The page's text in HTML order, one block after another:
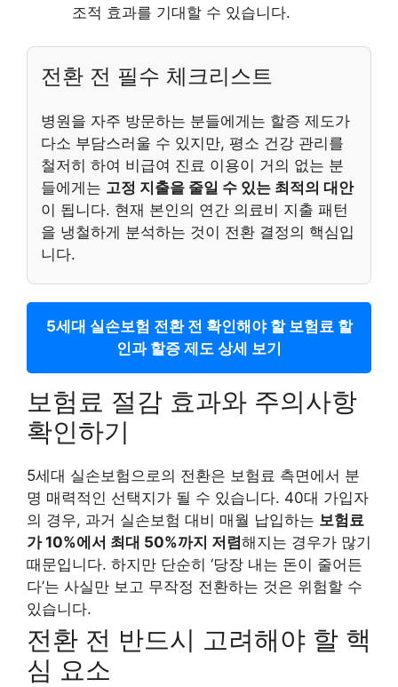
조적 효과를 기대할 수 있습니다.
전환 전 필수 체크리스트
병원을 자주 방문하는 분들에게는 할증 제도가
다소 부담스러울 수 있지만, 평소 건강 관리를
철저히 하여 비급여 진료 이용이 거의 없는 분
들에게는 고정 지출을 줄일 수 있는 최적의 대안
이 됩니다. 현재 본인의 연간 의료비 지출 패턴
을 냉철하게 분석하는 것이 전환 결정의 핵심입
니다.
5세대 실손보험 전환 전 확인해야 할 보험료 할
인과 할증 제도 상세 보기
보험료 절감 효과와 주의사항
확인하기
5세대 실손보험으로의 전환은 보험료 측면에서 분
명 매력적인 선택지가 될 수 있습니다. 40대 가입자
의 경우, 과거 실손보험 대비 매월 납입하는 보험료
가 10%에서 최대 50%까지 저렴해지는 경우가 많기
때문입니다. 하지만 단순히 ‘당장 내는 돈이 줄어든
다’는 사실만 보고 무작정 전환하는 것은 위험할 수
있습니다.
전환 전 반드시 고려해야 할 핵
심 요소